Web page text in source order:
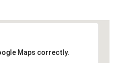
Maps correctly.